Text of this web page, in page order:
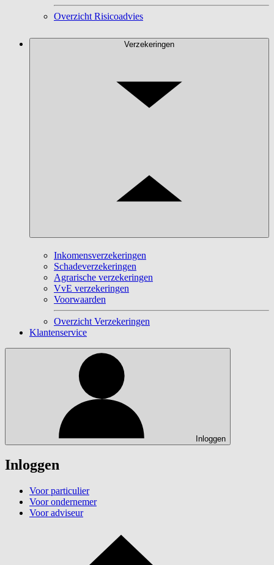
Overzicht Risicoadvies
Verzekeringen
Inkomensverzekeringen
Schadeverzekeringen
Agrarische verzekeringen
VvE verzekeringen
Voorwaarden
Overzicht Verzekeringen
Klantenservice
Inloggen
Inloggen
Voor particulier
Voor ondernemer
Voor adviseur